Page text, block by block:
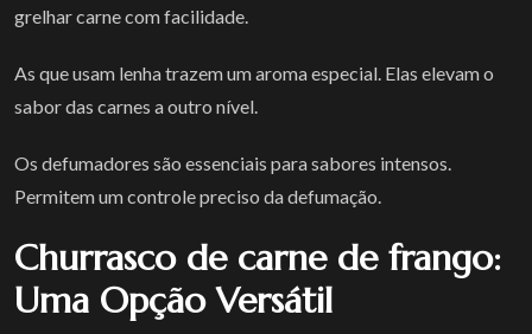
grelhar carne com facilidade.
As que usam lenha trazem um aroma especial. Elas elevam o
sabor das carnes a outro nível.
Os defumadores são essenciais para sabores intensos.
Permitem um controle preciso da defumação.
Churrasco de carne de frango:
Uma Opção Versátil